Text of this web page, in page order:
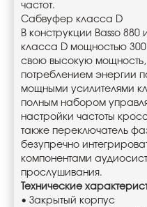
частот.
Сабвуфер класса D
В конструкции Basso 880
класса D мощностью 300
свою высокую
потреблением энергии
мощными усилителями
полным набором
настройки частоты
также переключатель
безупречно
компонентами
прослушивания.
Технические
• Закрытый корпус